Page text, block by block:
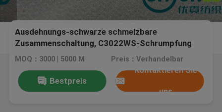
Ausdehnungs-schwarze schmelzbare
Zusammenschaltung, C3022WS-Schrumpfung
beständiges zwischenzeilig schreibendes Vilene
MOQ：3000 | 5000 M Preis：Verhandelbar
Bestpreis
Kontaktieren Sie
uns